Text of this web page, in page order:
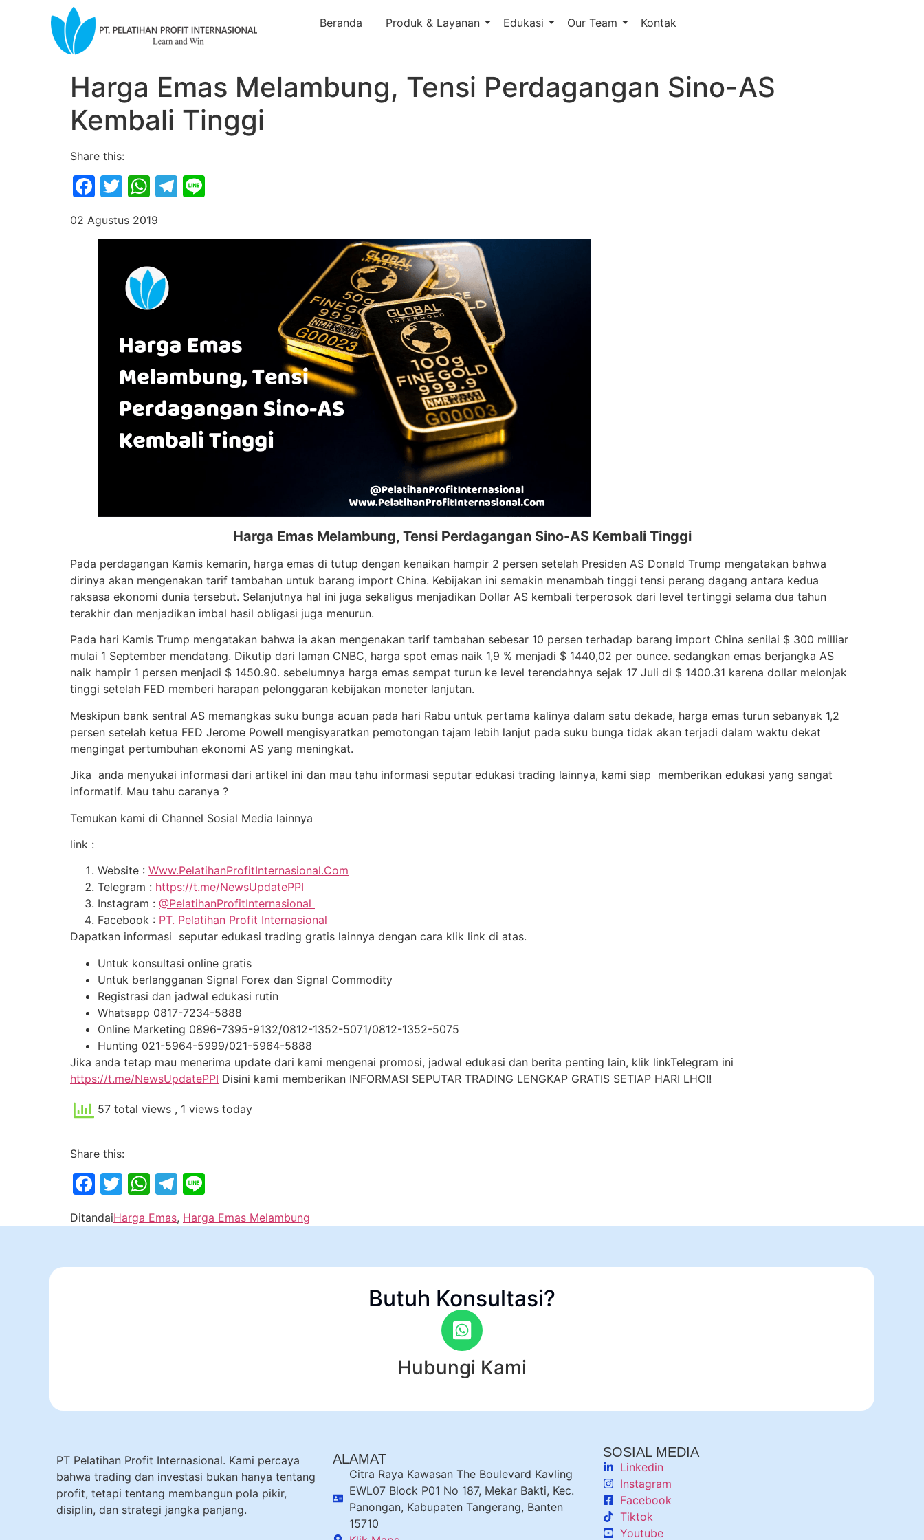
Beranda Produk & Layanan Edukasi Our Team Kontak
Harga Emas Melambung, Tensi Perdagangan Sino-AS
Kembali Tinggi
Share this:
Facebook
Twitter
WhatsApp
Telegram
02 Agustus 2019
Harga Emas Melambung, Tensi Perdagangan Sino-AS Kembali Tinggi
Pada perdagangan Kamis kemarin, harga emas di tutup dengan kenaikan hampir 2 persen setelah Presiden AS Donald Trump mengatakan bahwa
dirinya akan mengenakan tarif tambahan untuk barang import China. Kebijakan ini semakin menambah tinggi tensi perang dagang antara kedua
raksasa ekonomi dunia tersebut. Selanjutnya hal ini juga sekaligus menjadikan Dollar AS kembali terperosok dari level tertinggi selama dua tahun
terakhir dan menjadikan imbal hasil obligasi juga menurun.
Pada hari Kamis Trump mengatakan bahwa ia akan mengenakan tarif tambahan sebesar 10 persen terhadap barang import China senilai $ 300 milliar
mulai 1 September mendatang. Dikutip dari laman CNBC, harga spot emas naik 1,9 % menjadi $ 1440,02 per ounce. sedangkan emas berjangka AS
naik hampir 1 persen menjadi $ 1450.90. sebelumnya harga emas sempat turun ke level terendahnya sejak 17 Juli di $ 1400.31 karena dollar melonjak
tinggi setelah FED memberi harapan pelonggaran kebijakan moneter lanjutan.
Meskipun bank sentral AS memangkas suku bunga acuan pada hari Rabu untuk pertama kalinya dalam satu dekade, harga emas turun sebanyak 1,2
persen setelah ketua FED Jerome Powell mengisyaratkan pemotongan tajam lebih lanjut pada suku bunga tidak akan terjadi dalam waktu dekat
mengingat pertumbuhan ekonomi AS yang meningkat.
Jika anda menyukai informasi dari artikel ini dan mau tahu informasi seputar edukasi trading lainnya, kami siap memberikan edukasi yang sangat
informatif. Mau tahu caranya ?
Temukan kami di Channel Sosial Media lainnya
link :
Website : Www.PelatihanProfitInternasional.Com
Telegram : https://t.me/NewsUpdatePPI
Instagram : @PelatihanProfitInternasional
Facebook : PT. Pelatihan Profit Internasional
Dapatkan informasi seputar edukasi trading gratis lainnya dengan cara klik link di atas.
Untuk konsultasi online gratis
Untuk berlangganan Signal Forex dan Signal Commodity
Registrasi dan jadwal edukasi rutin
Whatsapp 0817-7234-5888
Online Marketing 0896-7395-9132/0812-1352-5071/0812-1352-5075
Hunting 021-5964-5999/021-5964-5888
Jika anda tetap mau menerima update dari kami mengenai promosi, jadwal edukasi dan berita penting lain, klik linkTelegram ini
https://t.me/NewsUpdatePPI Disini kami memberikan INFORMASI SEPUTAR TRADING LENGKAP GRATIS SETIAP HARI LHO!!
57 total views , 1 views today
Share this:
Facebook
Twitter
WhatsApp
Telegram
DitandaiHarga Emas, Harga Emas Melambung
Butuh Konsultasi?
Hubungi Kami
PT Pelatihan Profit Internasional. Kami percaya
bahwa trading dan investasi bukan hanya tentang
profit, tetapi tentang membangun pola pikir,
disiplin, dan strategi jangka panjang.
ALAMAT
Citra Raya Kawasan The Boulevard Kavling
EWL07 Block P01 No 187, Mekar Bakti, Kec.
Panongan, Kabupaten Tangerang, Banten
15710
SOSIAL MEDIA
Linkedin
Instagram
Facebook
Tiktok
Youtube